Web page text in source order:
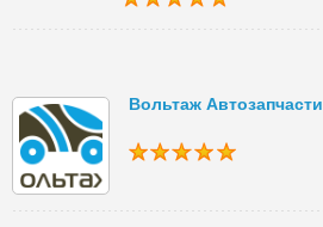
Вольтаж Автозапчасти